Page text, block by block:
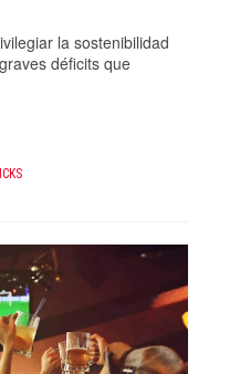
la sostenibilidad
déficits que